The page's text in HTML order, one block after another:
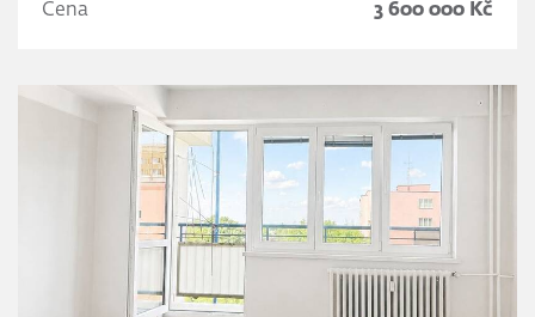
Cena 3 600 000 Kč